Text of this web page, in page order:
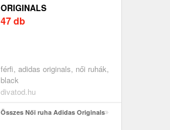
ORIGINALS
47 db
férfi, adidas originals, női ruhák,
black
divatod.hu
Összes Női ruha Adidas Originals